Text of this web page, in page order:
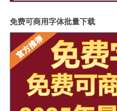
免费可商用字体批量下载